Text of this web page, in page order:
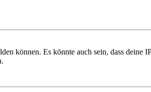
können. Es könnte auch sein, dass deine